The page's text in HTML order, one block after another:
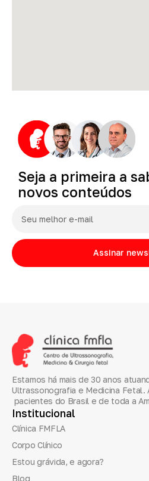
Seja a primeira a
novos conteúdos
Assinar
Estamos há mais de 30 anos
Ultrassonografia e Medicina Fetal.
pacientes do Brasil e de toda a
Institucional
Clínica FMFLA
Corpo Clínico
Estou grávida, e agora?
Blog